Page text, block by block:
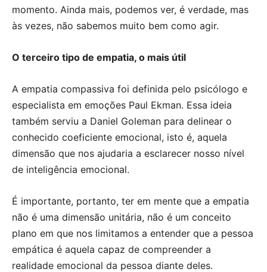
momento. Ainda mais, podemos ver, é verdade, mas
às vezes, não sabemos muito bem como agir.
O terceiro tipo de empatia, o mais útil
A empatia compassiva foi definida pelo psicólogo e
especialista em emoções Paul Ekman. Essa ideia
também serviu a Daniel Goleman para delinear o
conhecido coeficiente emocional, isto é, aquela
dimensão que nos ajudaria a esclarecer nosso nível
de inteligência emocional.
É importante, portanto, ter em mente que a empatia
não é uma dimensão unitária, não é um conceito
plano em que nos limitamos a entender que a pessoa
empática é aquela capaz de compreender a
realidade emocional da pessoa diante deles.